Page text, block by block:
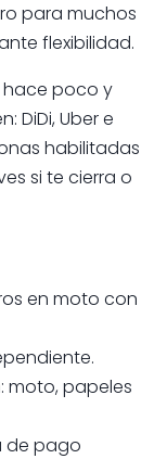
para muchos
flexibilidad.
hace poco y
DiDi, Uber e
habilitadas
si te cierra o
en moto con
moto, papeles
de pago